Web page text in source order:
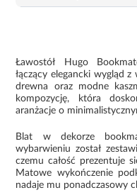
Ławostół Hugo
łączący elegancki wygląd
drewna oraz modne
kompozycję, która
aranżacje o
Blat w dekorze
wybarwieniu został
czemu całość prezentuje
Matowe wykończenie
nadaje mu ponadczasowy